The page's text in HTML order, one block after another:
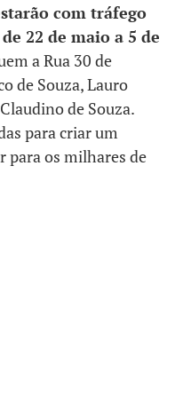
com tráfego
22 de maio a 5 de
a Rua 30 de
de Souza, Lauro
de Souza.
para criar um
para os milhares de